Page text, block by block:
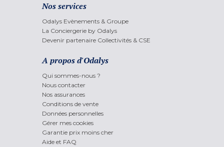
Nos services
Odalys Evènements & Groupe
La Conciergerie by Odalys
Devenir partenaire Collectivités & CSE
A propos d'Odalys
Qui sommes-nous ?
Nous contacter
Nos assurances
Conditions de vente
Données personnelles
Gérer mes cookies
Garantie prix moins cher
Aide et FAQ